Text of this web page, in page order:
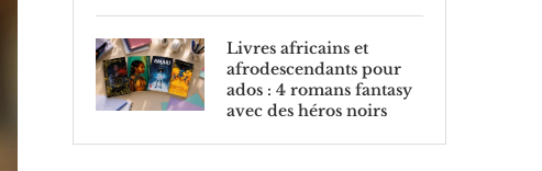
Livres africains et
afrodescendants pour
ados : 4 romans fantasy
avec des héros noirs